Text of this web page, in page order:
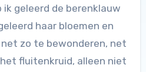
geleerd de berenklauw
haar bloemen en
zo te bewonderen, net
fluitenkruid, alleen niet